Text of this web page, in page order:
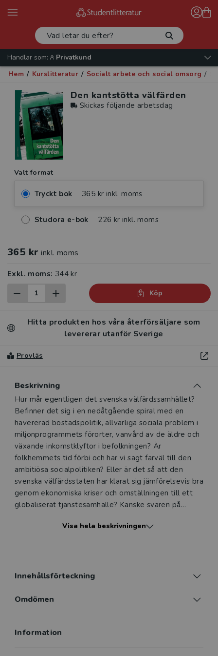
Handlar som:
Privatkund
Hem / Kurslitteratur / Socialt arbete och social omsorg /
Den kantstötta välfärden
Skickas följande arbetsdag
Valt format
Tryckt bok 365 kr inkl. moms
Studora e-bok 226 kr inkl. moms
365 kr inkl. moms
Exkl. moms: 344 kr
Köp
Hitta produkten hos våra återförsäljare som
levererar utanför Sverige
Provläs
Beskrivning
Beskrivning
Hur mår egentligen det svenska välfärdssamhället?
Befinner det sig i en nedåtgående spiral med en
havererad bostadspolitik, allvarliga sociala problem i
miljonprogrammets förorter, vanvård av de äldre och
växande inkomstklyftor i befolkningen? Är
folkhemmets tid förbi och har vi sagt farväl till den
ambitiösa socialpolitiken? Eller är det så att den
svenska välfärdsstaten har klarat sig jämförelsevis bra
genom ekonomiska kriser och omställningen till ett
globaliserat tjänstesamhälle? Kanske svaren på
på vem man lyssnar på eller vad man jämför med?
välfärden ut. Den kom att säljas i rekordupplagor och
välfärdssamhället. Boken kom att bli en
olika discipliner gått samman för att analysera vad
Visa hela beskrivningen
Innehållsförteckning
Omdömen
Information